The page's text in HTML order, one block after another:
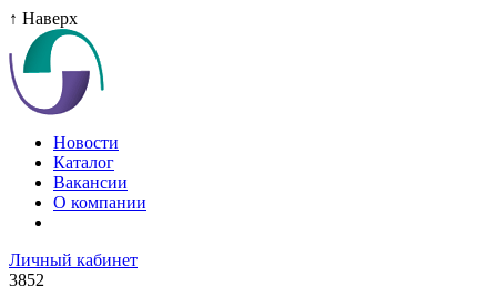
↑ Наверх
Новости
Каталог
Вакансии
О компании
Личный кабинет
3852